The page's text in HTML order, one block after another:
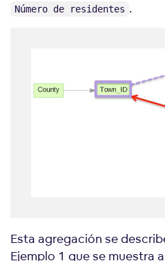
Número de residentes .
Esta agregación se
Ejemplo 1 que se muestra